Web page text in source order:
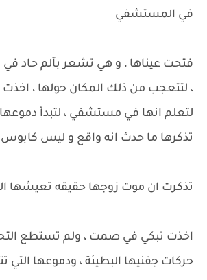
في المستشفي
فتحت عيناها ، و هي تشعر بآلم حاد
، لتتعجب من ذلك المكان حولها ،
لتعلم انها في مستشفي ، لتبدأ
تذكرها ما حدث انه واقع و ليس
تذكرت ان موت زوجها حقيقه تعيشها
اخذت تبكي في صمت ، ولم تستطع
حركات جفنيها البطيئة ، ودموعها